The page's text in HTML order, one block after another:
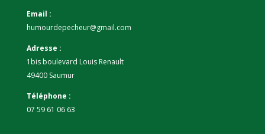
Email :
humourdepecheur@gmail.com
Adresse :
1bis boulevard Louis Renault
49400 Saumur
Téléphone :
07 59 61 06 63